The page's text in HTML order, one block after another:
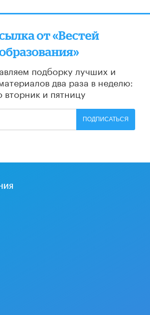
от «Вестей
подборку лучших и
два раза в неделю:
вторник и пятницу
ПОДПИСАТЬСЯ